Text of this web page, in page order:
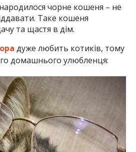
чорне кошеня – не
Таке кошеня
та щастя в дім.
дуже любить котиків, тому
домашнього улюбленця: